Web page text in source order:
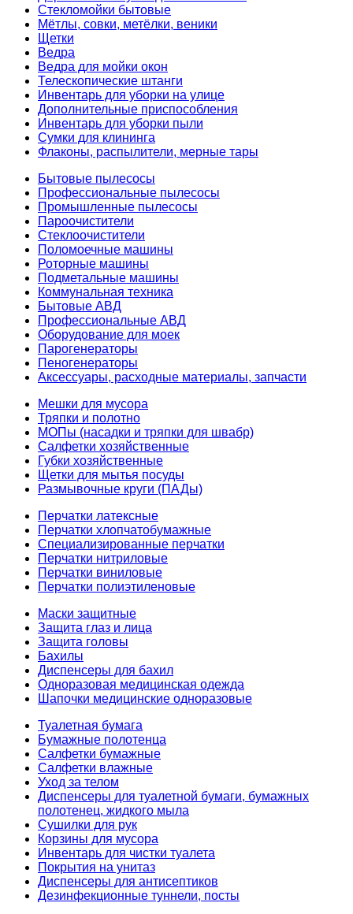
Стекломойки бытовые
Мётлы, совки, метёлки, веники
Щетки
Ведра
Ведра для мойки окон
Телескопические штанги
Инвентарь для уборки на улице
Дополнительные приспособления
Инвентарь для уборки пыли
Сумки для клининга
Флаконы, распылители, мерные тары
Бытовые пылесосы
Профессиональные пылесосы
Промышленные пылесосы
Пароочистители
Стеклоочистители
Поломоечные машины
Роторные машины
Подметальные машины
Коммунальная техника
Бытовые АВД
Профессиональные АВД
Оборудование для моек
Парогенераторы
Пеногенераторы
Аксессуары, расходные материалы, запчасти
Мешки для мусора
Тряпки и полотно
МОПы (насадки и тряпки для швабр)
Салфетки хозяйственные
Губки хозяйственные
Щетки для мытья посуды
Размывочные круги (ПАДы)
Перчатки латексные
Перчатки хлопчатобумажные
Специализированные перчатки
Перчатки нитриловые
Перчатки виниловые
Перчатки полиэтиленовые
Маски защитные
Защита глаз и лица
Защита головы
Бахилы
Диспенсеры для бахил
Одноразовая медицинская одежда
Шапочки медицинские одноразовые
Туалетная бумага
Бумажные полотенца
Салфетки бумажные
Салфетки влажные
Уход за телом
Диспенсеры для туалетной бумаги, бумажных
полотенец, жидкого мыла
Сушилки для рук
Корзины для мусора
Инвентарь для чистки туалета
Покрытия на унитаз
Диспенсеры для антисептиков
Дезинфекционные туннели, посты